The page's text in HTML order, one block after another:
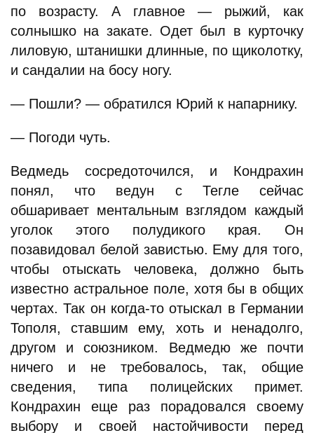
по возрасту. А главное — рыжий, как
солнышко на закате. Одет был в курточку
лиловую, штанишки длинные, по щиколотку,
и сандалии на босу ногу.
— Пошли? — обратился Юрий к напарнику.
— Погоди чуть.
Ведмедь сосредоточился, и Кондрахин
понял, что ведун с Тегле сейчас
обшаривает ментальным взглядом каждый
уголок этого полудикого края. Он
позавидовал белой завистью. Ему для того,
чтобы отыскать человека, должно быть
известно астральное поле, хотя бы в общих
чертах. Так он когда-то отыскал в Германии
Тополя, ставшим ему, хоть и ненадолго,
другом и союзником. Ведмедю же почти
ничего и не требовалось, так, общие
сведения, типа полицейских примет.
Кондрахин еще раз порадовался своему
выбору и своей настойчивости перед